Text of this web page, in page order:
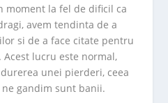
moment la fel de dificil ca
avem tendinta de a
si de a face citate pentru
lucru este normal,
unei pierderi, ceea
gandim sunt banii.